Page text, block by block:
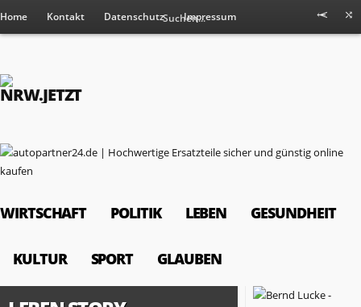
Home Kontakt Datenschutz Impressum
WIRTSCHAFT POLITIK LEBEN GESUNDHEIT
KULTUR SPORT GLAUBEN